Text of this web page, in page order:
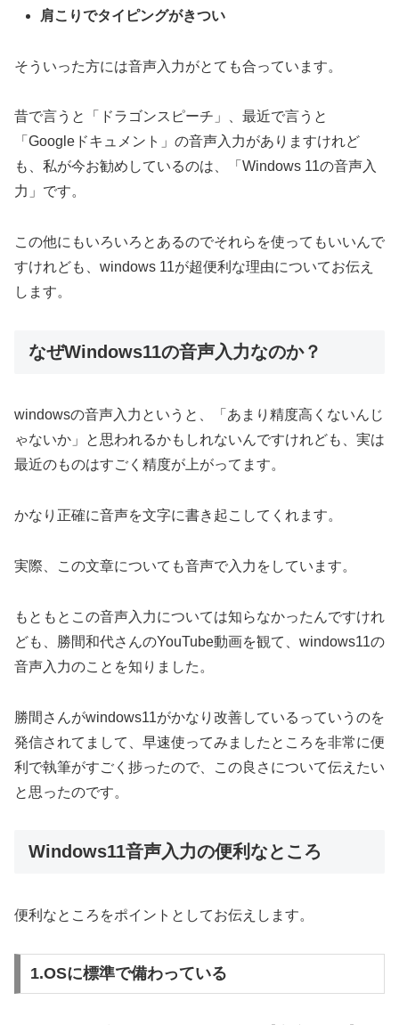
肩こりでタイピングがきつい
そういった方には音声入力がとても合っています。
昔で言うと「ドラゴンスピーチ」、最近で言うと
「Googleドキュメント」の音声入力がありますけれど
も、私が今お勧めしているのは、「Windows 11の音声入
力」です。
この他にもいろいろとあるのでそれらを使ってもいいんで
すけれども、windows 11が超便利な理由についてお伝え
します。
なぜWindows11の音声入力なのか？
windowsの音声入力というと、「あまり精度高くないんじ
ゃないか」と思われるかもしれないんですけれども、実は
最近のものはすごく精度が上がってます。
かなり正確に音声を文字に書き起こしてくれます。
実際、この文章についても音声で入力をしています。
もともとこの音声入力については知らなかったんですけれ
ども、勝間和代さんのYouTube動画を観て、windows11の
音声入力のことを知りました。
勝間さんがwindows11がかなり改善しているっていうのを
発信されてまして、早速使ってみましたところを非常に便
利で執筆がすごく捗ったので、この良さについて伝えたい
と思ったのです。
Windows11音声入力の便利なところ
便利なところをポイントとしてお伝えします。
1.OSに標準で備わっている